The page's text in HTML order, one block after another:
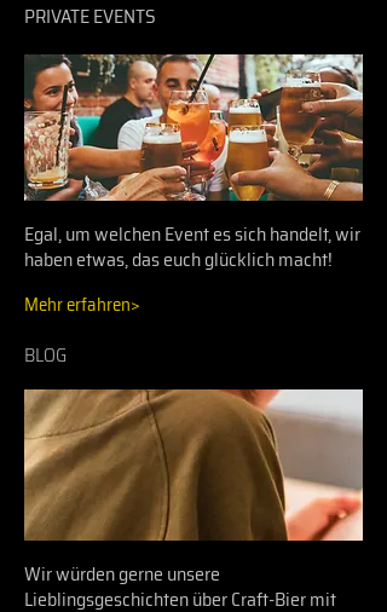
PRIVATE EVENTS
Egal, um welchen Event es sich handelt, wir
haben etwas, das euch glücklich macht!
Mehr erfahren>
BLOG
Wir würden gerne unsere
Lieblingsgeschichten über Craft-Bier mit